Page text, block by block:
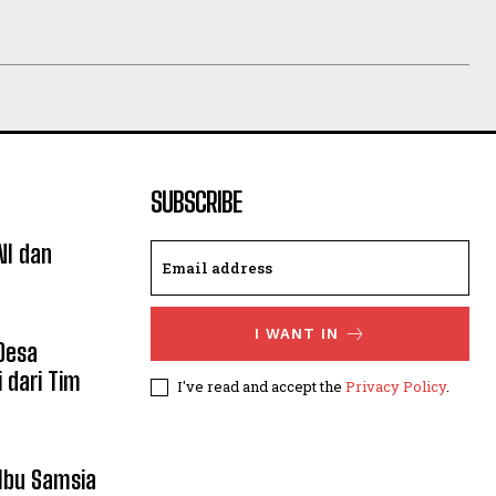
dan
dari Tim
Samsia
SUBSCRIBE
I WANT IN
I've read and accept the Privacy Policy.